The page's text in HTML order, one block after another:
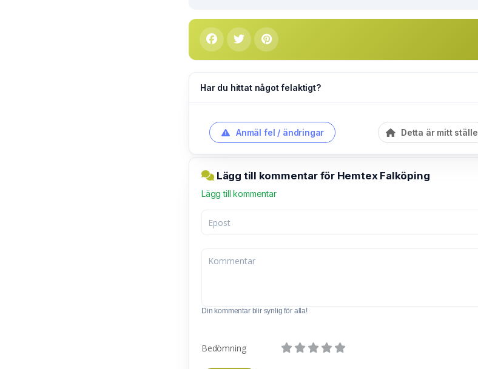
Har du hittat något felaktigt?
Anmäl fel / ändringar Detta är mitt ställe
Lägg till kommentar för Hemtex Falköping
Lägg till kommentar
Din kommentar blir synlig för alla!
Bedömning